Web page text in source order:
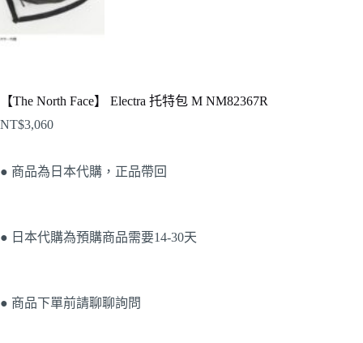
【The North Face】 Electra 托特包 M NM82367R
NT$3,060
● 商品為日本代購，正品帶回
● 日本代購為預購商品需要14-30天
● 商品下單前請聊聊詢問